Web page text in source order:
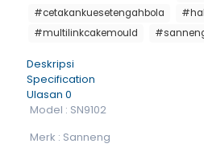
#cetakankuesetengahbola
#multilinkcakemould
Deskripsi
Specification
Ulasan 0
Model : SN9102
Merk : Sanneng